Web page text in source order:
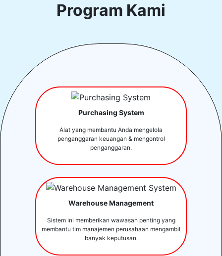
Program Kami
Purchasing System
Alat yang membantu Anda mengelola
penganggaran keuangan & mengontrol
penganggaran.
Warehouse Management
Sistem ini memberikan wawasan penting yang
membantu tim manajemen perusahaan mengambil
banyak keputusan.